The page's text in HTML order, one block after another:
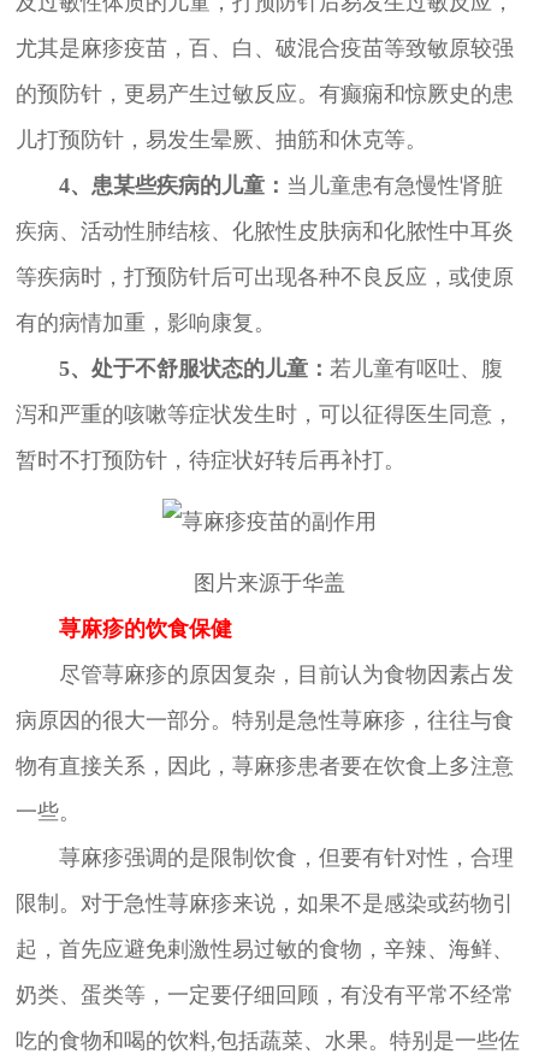
尤其是麻疹疫苗，百、白、破混合疫苗等致敏原较强
的预防针，更易产生过敏反应。有癫痫和惊厥史的患
儿打预防针，易发生晕厥、抽筋和休克等。
4、患某些疾病的儿童： 当儿童患有急慢性肾脏
疾病、活动性肺结核、化脓性皮肤病和化脓性中耳炎
等疾病时，打预防针后可出现各种不良反应，或使原
有的病情加重，影响康复。
5、处于不舒服状态的儿童： 若儿童有呕吐、腹
泻和严重的咳嗽等症状发生时，可以征得医生同意，
暂时不打预防针，待症状好转后再补打。
图片来源于华盖
荨麻疹的饮食保健
尽管荨麻疹的原因复杂，目前认为食物因素占发
病原因的很大一部分。特别是急性荨麻疹，往往与食
物有直接关系，因此，荨麻疹患者要在饮食上多注意
一些。
荨麻疹强调的是限制饮食，但要有针对性，合理
限制。对于急性荨麻疹来说，如果不是感染或药物引
起，首先应避免剌激性易过敏的食物，辛辣、海鲜、
奶类、蛋类等，一定要仔细回顾，有没有平常不经常
吃的食物和喝的饮料,包括蔬菜、水果。特别是一些佐